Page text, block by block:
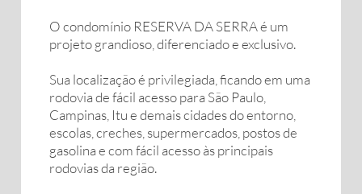
O condomínio RESERVA DA SERRA é um
projeto grandioso, diferenciado e exclusivo.
Sua localização é privilegiada, ficando em uma
rodovia de fácil acesso para São Paulo,
Campinas, Itu e demais cidades do entorno,
escolas, creches, supermercados, postos de
gasolina e com fácil acesso às principais
rodovias da região.